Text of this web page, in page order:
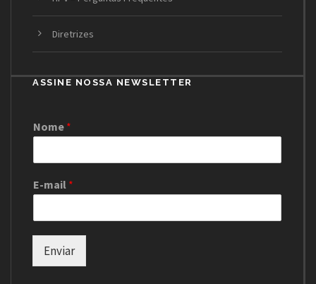
Diretrizes
ASSINE NOSSA NEWSLETTER
Nome *
E-mail *
Enviar